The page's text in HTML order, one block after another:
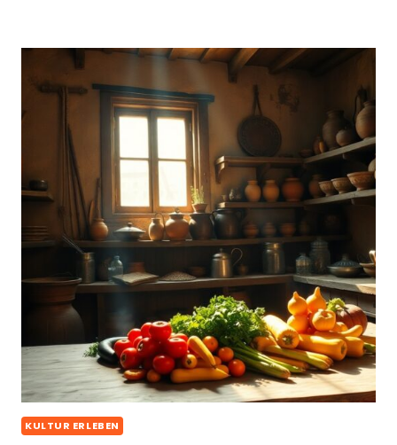
KULTUR ERLEBEN